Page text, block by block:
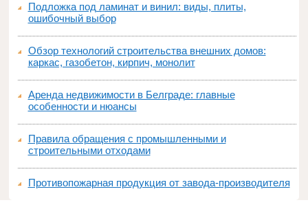
Подложка под ламинат и винил: виды, плиты,
ошибочный выбор
Обзор технологий строительства внешних домов:
каркас, газобетон, кирпич, монолит
Аренда недвижимости в Белграде: главные
особенности и нюансы
Правила обращения с промышленными и
строительными отходами
Противопожарная продукция от завода-производителя